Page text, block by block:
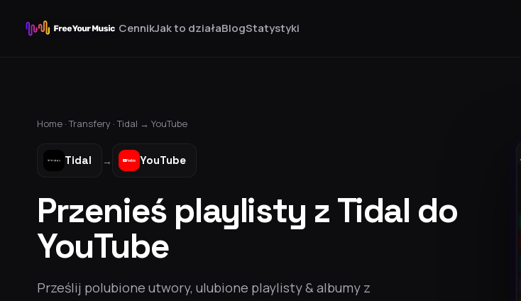
CennikJak to działaBlogStatystyki
Home ·Transfery ·Tidal → YouTube
Tidal → YouTube
Przenieś playlisty z Tidal do
YouTube
Prześlij polubione utwory, ulubione playlisty & albumy z